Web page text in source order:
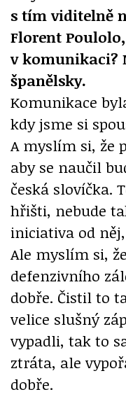
s tím viditelně
Florent
v komunikaci?
španělsky.
Komunikace
kdy jsme si
A myslím si, že
aby se naučil
česká slovíčka.
hřišti, nebude
iniciativa od
Ale myslím si,
defenzivního
dobře. Čistil to
velice slušný
vypadli, tak to
ztráta, ale
dobře.